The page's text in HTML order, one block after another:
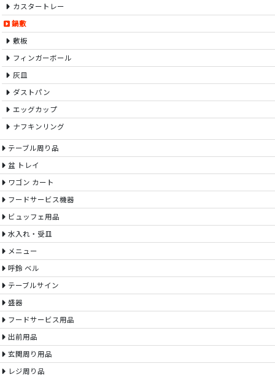
カスタートレー
鍋敷
敷板
フィンガーボール
灰皿
ダストパン
エッグカップ
ナフキンリング
テーブル周り品
盆 トレイ
ワゴン カート
フードサービス機器
ビュッフェ用品
水入れ・受皿
メニュー
呼鈴 ベル
テーブルサイン
盛器
フードサービス用品
出前用品
玄関周り用品
レジ周り品